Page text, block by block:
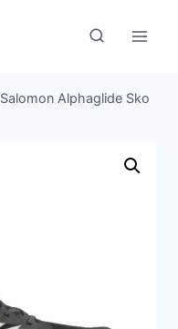
Salomon Alphaglide Sko